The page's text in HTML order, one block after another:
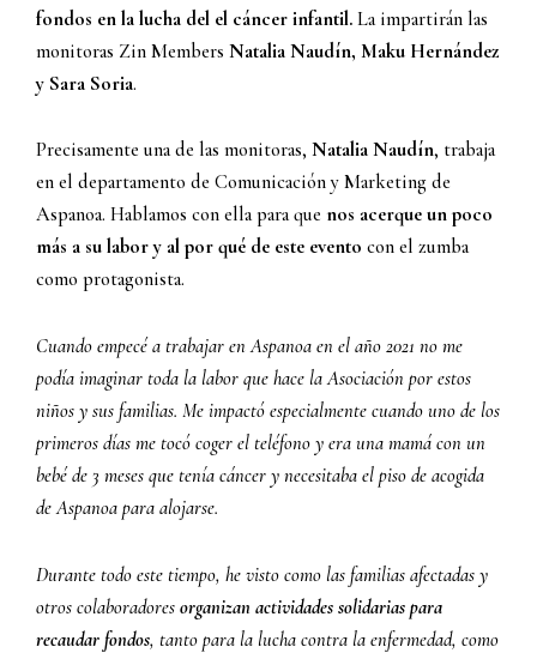
fondos en la lucha del el cáncer infantil. La impartirán las
monitoras Zin Members Natalia Naudín, Maku Hernández
y Sara Soria.
Precisamente una de las monitoras, Natalia Naudín, trabaja
en el departamento de Comunicación y Marketing de
Aspanoa. Hablamos con ella para que nos acerque un poco
más a su labor y al por qué de este evento con el zumba
como protagonista.
Cuando empecé a trabajar en Aspanoa en el año 2021 no me
podía imaginar toda la labor que hace la Asociación por estos
niños y sus familias. Me impactó especialmente cuando uno de los
primeros días me tocó coger el teléfono y era una mamá con un
bebé de 3 meses que tenía cáncer y necesitaba el piso de acogida
de Aspanoa para alojarse.
Durante todo este tiempo, he visto como las familias afectadas y
otros colaboradores organizan actividades solidarias para
recaudar fondos, tanto para la lucha contra la enfermedad, como